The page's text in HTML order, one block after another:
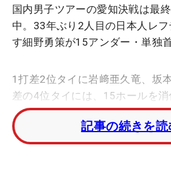
国内男子ツアーの愛知決戦は最
中。 33年ぶり2人目の日本人レ
す細野勇策が15アンダー・単独
1打差2位タイに岩﨑亜久竜、坂
差の4位タイには、15ホールを
アを7つ伸ばしている平田憲聖
寛が続いている。記事の続きを読